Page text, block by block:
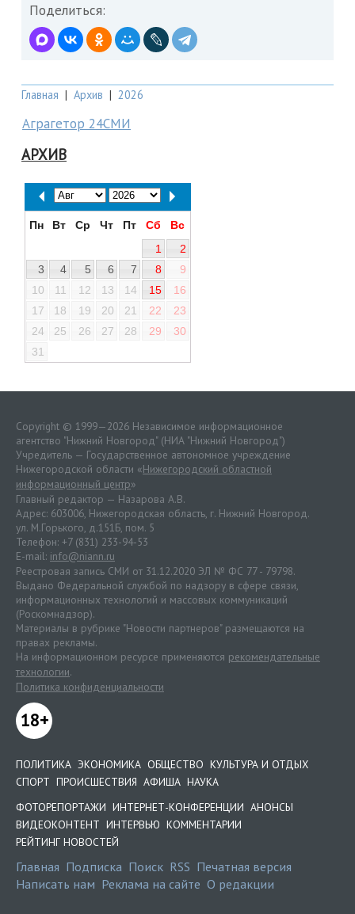
Поделиться:
Главная | Архив | 2026
Аграгетор 24СМИ
АРХИВ
Пн Вт Ср Чт Пт Сб
Вс
1
2
3
4 5 6 7 8
9
10
11 12 13 14 15
16
17
18 19 20 21 22
23
24
25 26 27 28 29
30
31
Copyright © 1999—2026 Независимое информационное
агентство "Нижний Новгород" (НИА "Нижний Новгород")
Учредитель — Государственное автономное учреждение
Нижегородской области «Нижегородский областной
информационный центр»
Главный редактор — Назарова А.В.
Адрес: 603006, Нижегородская область, г. Нижний Новгород.
ул. М.Горького, д.151Б, пом. 5
Телефон: +7 (831) 233-94-53
E-mail: info@niann.ru
Реестровая запись СМИ от 31.12.2020 ЭЛ № ФС 77 - 79798.
Выдано Федеральной службой по надзору в сфере связи,
информационных технологий и массовых коммуникаций
(Роскомнадзор).
Материалы в рубрике "Новости партнеров" размещаются на
правах рекламы.
На информационном ресурсе применяются рекомендательные
технологии.
Политика конфиденциальности
18+
ПОЛИТИКА ЭКОНОМИКА ОБЩЕСТВО КУЛЬТУРА И ОТДЫХ
СПОРТ ПРОИСШЕСТВИЯ АФИША НАУКА
ФОТОРЕПОРТАЖИ ИНТЕРНЕТ-КОНФЕРЕНЦИИ АНОНСЫ
ВИДЕОКОНТЕНТ ИНТЕРВЬЮ КОММЕНТАРИИ
РЕЙТИНГ НОВОСТЕЙ
Главная Подписка Поиск RSS Печатная версия
Написать нам Реклама на сайте О редакции